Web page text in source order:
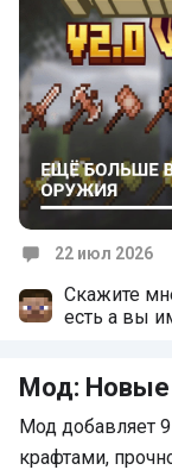
22 июл 2026
Скажите
есть а вы
Мод: Новые
Мод добавляет
крафтами,